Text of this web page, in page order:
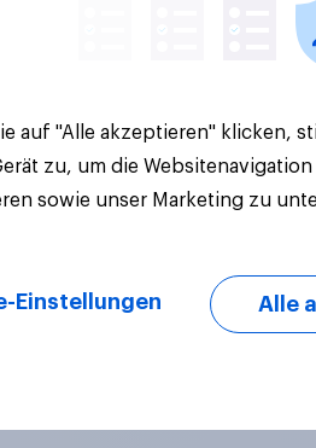
auf "Alle akzeptieren" klicken,
zu, um die
sowie unser Marketing zu
Einstellungen Alle